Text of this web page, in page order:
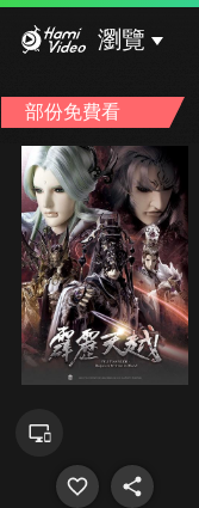
瀏覽
部份免費看